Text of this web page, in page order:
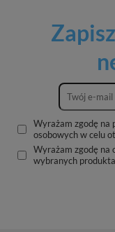
Wyrażam zgodę na
osobowych w celu
Wyrażam zgodę na
wybranych